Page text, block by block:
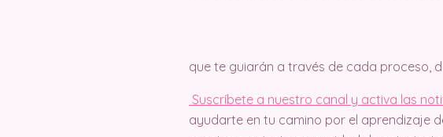
que te guiarán a través de cada proceso,
Suscríbete a nuestro canal y activa las
ayudarte en tu camino por el aprendizaje